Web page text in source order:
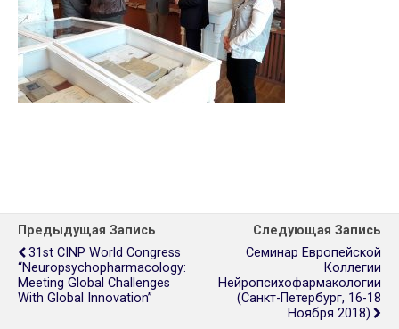
Предыдущая Запись
31st CINP World Congress
“Neuropsychopharmacology:
Meeting Global Challenges
With Global Innovation”
Следующая Запись
Семинар Европейской
Коллегии
Нейропсихофармакологии
(Санкт-Петербург, 16-18
Ноября 2018)